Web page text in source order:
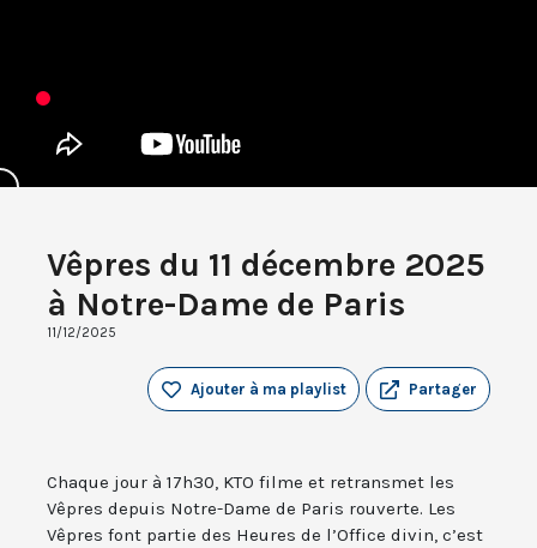
Vêpres du 11 décembre 2025
à Notre-Dame de Paris
11/12/2025
Partager
Ajouter à ma playlist
Chaque jour à 17h30, KTO filme et retransmet les
Vêpres depuis Notre-Dame de Paris rouverte. Les
Vêpres font partie des Heures de l’Office divin, c’est